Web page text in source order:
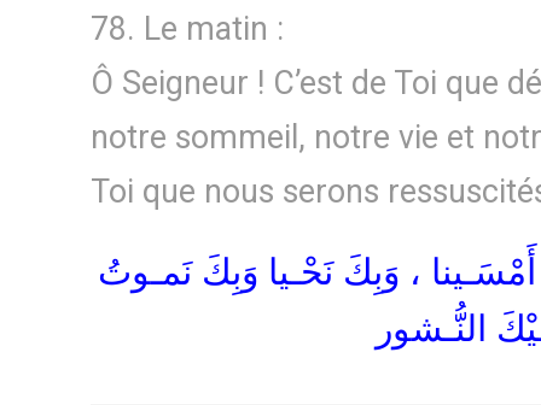
78. Le matin :
Ô Seigneur ! C’est de Toi que
notre sommeil, notre vie et
Toi que nous serons
، وَبِكَ نَحْـيا وَبِكَ نَمـوتُ
النُّـشور